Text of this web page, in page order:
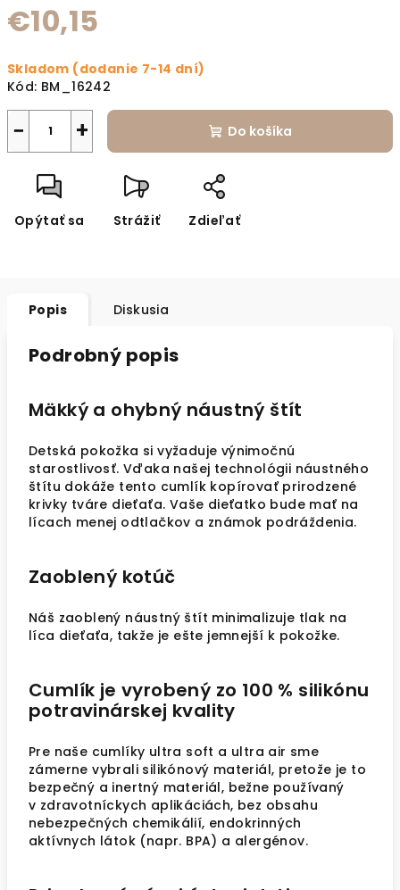
€10,15
Skladom (dodanie 7-14 dní)
Kód: BM_16242
+
− Do košíka
Opýtať sa Strážiť Zdieľať
Popis Diskusia
Podrobný popis
Mäkký a ohybný náustný štít
Detská pokožka si vyžaduje výnimočnú
starostlivosť. Vďaka našej technológii náustného
štítu dokáže tento cumlík kopírovať prirodzené
krivky tváre dieťaťa. Vaše dieťatko bude mať na
lícach menej odtlačkov a známok podráždenia.
Zaoblený kotúč
Náš zaoblený náustný štít minimalizuje tlak na
líca dieťaťa, takže je ešte jemnejší k pokožke.
Cumlík je vyrobený zo 100 % silikónu
potravinárskej kvality
Pre naše cumlíky ultra soft a ultra air sme
zámerne vybrali silikónový materiál, pretože je to
bezpečný a inertný materiál, bežne používaný
v zdravotníckych aplikáciách, bez obsahu
nebezpečných chemikálií, endokrinných
aktívnych látok (napr. BPA) a alergénov.